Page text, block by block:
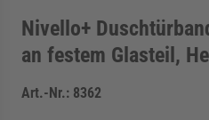
Nivello+
an festem Glasteil,
Art.-Nr.: 8362